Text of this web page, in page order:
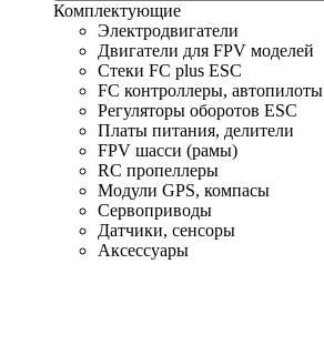
Комплектующие
Электродвигатели
Двигатели для FPV моделей
Стеки FC plus ESC
FC контроллеры, автопилоты
Регуляторы оборотов ESC
Платы питания, делители
FPV шасси (рамы)
RC пропеллеры
Модули GPS, компасы
Сервоприводы
Датчики, сенсоры
Аксессуары